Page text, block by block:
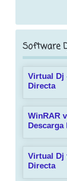
Software
Virtual Dj
Directa
WinRAR
Descarga
Virtual Dj
Directa